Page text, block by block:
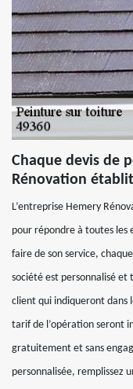
Chaque devis de
Rénovation
L’entreprise Hemery
pour répondre à toutes les
faire de son service,
société est personnalisé et
client qui indiqueront dans
tarif de l’opération seront
gratuitement et sans
personnalisée, remplissez